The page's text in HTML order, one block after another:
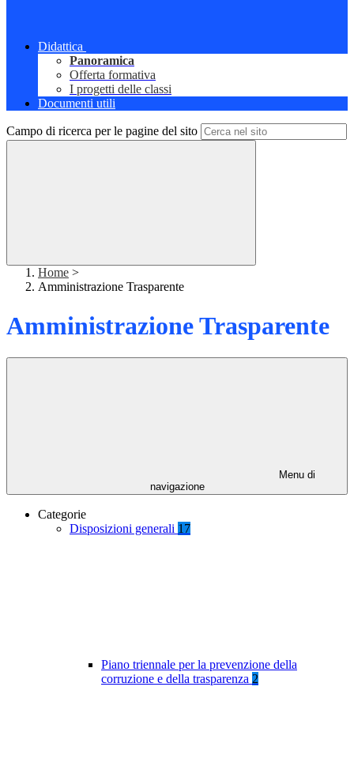
Didattica
Panoramica
Offerta formativa
I progetti delle classi
Documenti utili
Campo di ricerca per le pagine del sito
Home >
Amministrazione Trasparente
Amministrazione Trasparente
Menu di
navigazione
Categorie
Disposizioni generali 17
Piano triennale per la prevenzione della
corruzione e della trasparenza 2